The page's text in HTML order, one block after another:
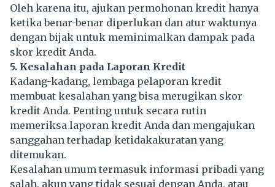
Oleh karena itu, ajukan permohonan kredit hanya
ketika benar-benar diperlukan dan atur waktunya
dengan bijak untuk meminimalkan dampak pada
skor kredit Anda.
5. Kesalahan pada Laporan Kredit
Kadang-kadang, lembaga pelaporan kredit
membuat kesalahan yang bisa merugikan skor
kredit Anda. Penting untuk secara rutin
memeriksa laporan kredit Anda dan mengajukan
sanggahan terhadap ketidakakuratan yang
ditemukan.
Kesalahan umum termasuk informasi pribadi yang
salah, akun yang tidak sesuai dengan Anda, atau